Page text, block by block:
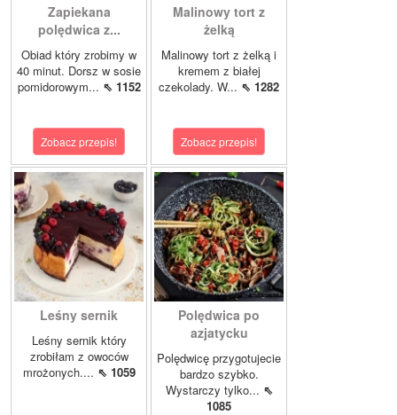
Zapiekana
polędwica z...
Obiad który zrobimy w
40 minut. Dorsz w sosie
pomidorowym... ⇖ 1152
Zobacz przepis!
Malinowy tort z
żelką
Malinowy tort z żelką i
kremem z białej
czekolady. W... ⇖ 1282
Zobacz przepis!
Leśny sernik
Leśny sernik który
zrobiłam z owoców
mrożonych.... ⇖ 1059
Polędwica po
azjatycku
Polędwicę przygotujecie
bardzo szybko.
Wystarczy tylko... ⇖
1085